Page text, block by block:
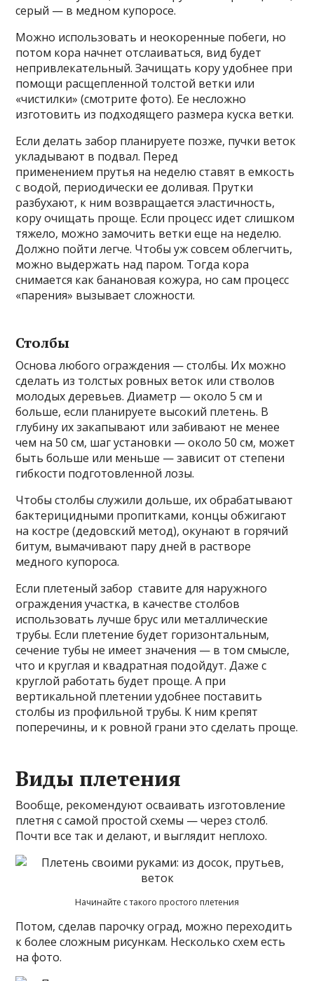
серый — в медном купоросе.
Можно использовать и неокоренные побеги, но
потом кора начнет отслаиваться, вид будет
непривлекательный. Зачищать кору удобнее при
помощи расщепленной толстой ветки или
«чистилки» (смотрите фото). Ее несложно
изготовить из подходящего размера куска ветки.
Если делать забор планируете позже, пучки веток
укладывают в подвал. Перед
применением прутья на неделю ставят в емкость
с водой, периодически ее доливая. Прутки
разбухают, к ним возвращается эластичность,
кору очищать проще. Если процесс идет слишком
тяжело, можно замочить ветки еще на неделю.
Должно пойти легче. Чтобы уж совсем облегчить,
можно выдержать над паром. Тогда кора
снимается как банановая кожура, но сам процесс
«парения» вызывает сложности.
Столбы
Основа любого ограждения — столбы. Их можно
сделать из толстых ровных веток или стволов
молодых деревьев. Диаметр — около 5 см и
больше, если планируете высокий плетень. В
глубину их закапывают или забивают не менее
чем на 50 см, шаг установки — около 50 см, может
быть больше или меньше — зависит от степени
гибкости подготовленной лозы.
Чтобы столбы служили дольше, их обрабатывают
бактерицидными пропитками, концы обжигают
на костре (дедовский метод), окунают в горячий
битум, вымачивают пару дней в растворе
медного купороса.
Если плетеный забор ставите для наружного
ограждения участка, в качестве столбов
использовать лучше брус или металлические
трубы. Если плетение будет горизонтальным,
сечение тубы не имеет значения — в том смысле,
что и круглая и квадратная подойдут. Даже с
круглой работать будет проще. А при
вертикальной плетении удобнее поставить
столбы из профильной трубы. К ним крепят
поперечины, и к ровной грани это сделать проще.
Виды плетения
Вообще, рекомендуют осваивать изготовление
плетня с самой простой схемы — через столб.
Почти все так и делают, и выглядит неплохо.
Начинайте с такого простого плетения
Потом, сделав парочку оград, можно переходить
к более сложным рисункам. Несколько схем есть
на фото.